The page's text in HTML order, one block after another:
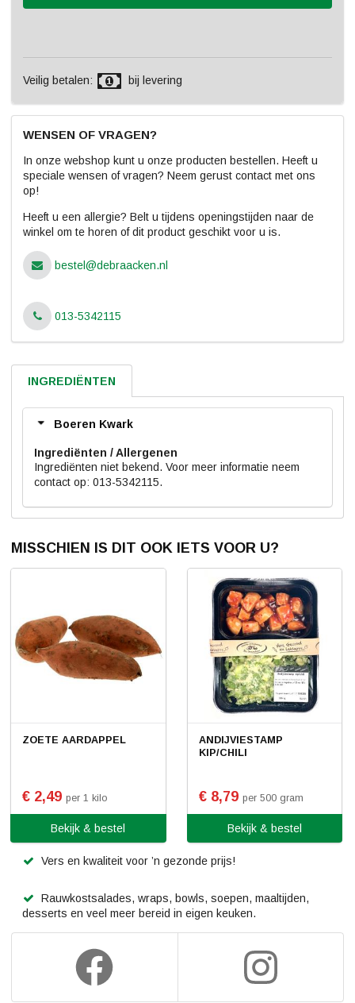
Veilig betalen: bij levering
WENSEN OF VRAGEN?
In onze webshop kunt u onze producten bestellen. Heeft u
speciale wensen of vragen? Neem gerust contact met ons
op!
Heeft u een allergie? Belt u tijdens openingstijden naar de
winkel om te horen of dit product geschikt voor u is.
bestel@debraacken.nl
013-5342115
INGREDIËNTEN
Boeren Kwark
Ingrediënten
Ingrediënten niet bekend. Voor meer informatie neem
contact op: 013-5342115.
MISSCHIEN IS DIT OOK IETS VOOR U?
ZOETE AARDAPPEL
€ 2,49 per 1 kilo
Bekijk & bestel
ANDIJVIESTAMP
KIP/CHILI
€ 8,79 per 500 gram
Bekijk & bestel
Vers en kwaliteit voor ’n gezonde prijs!
Rauwkostsalades, wraps, bowls, soepen, maaltijden,
desserts en veel meer bereid in eigen keuken.